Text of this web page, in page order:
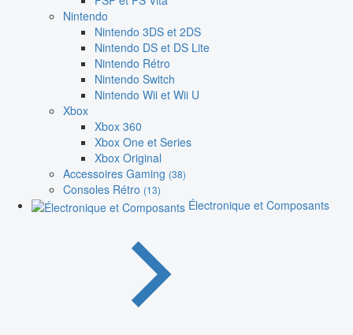
Nintendo
Nintendo 3DS et 2DS
Nintendo DS et DS Lite
Nintendo Rétro
Nintendo Switch
Nintendo Wii et Wii U
Xbox
Xbox 360
Xbox One et Series
Xbox Original
Accessoires Gaming (38)
Consoles Rétro (13)
Électronique et Composants